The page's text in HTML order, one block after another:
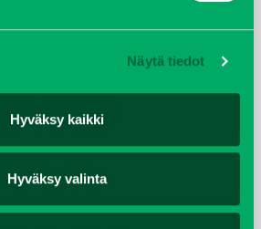
Näytä tiedot
Hyväksy kaikki
Hyväksy valinta